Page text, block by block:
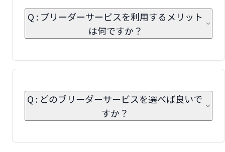
Q : ブリーダーサービスを利用するメリット
は何ですか？
Q : どのブリーダーサービスを選べば良いで
すか？